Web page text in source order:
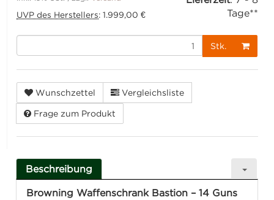
UVP des Herstellers:1.999,00 €
Tage**
Stk.
Wunschzettel Vergleichsliste
Frage zum Produkt
Beschreibung
Browning Waffenschrank Bastion – 14 Guns